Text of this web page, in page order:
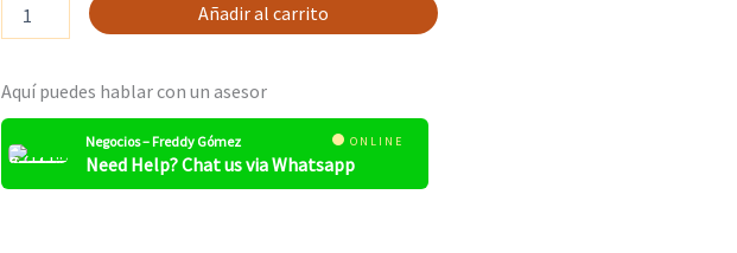
Añadir al carrito
Aquí puedes hablar con un asesor
Negocios – Freddy Gómez ONLINE
Need Help? Chat us via Whatsapp